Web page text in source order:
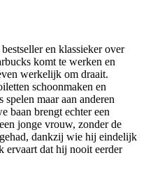
en klassieker over
komt te werken en
werkelijk om draait.
schoonmaken en
spelen maar aan anderen
baan brengt echter een
jonge vrouw, zonder de
dankzij wie hij eindelijk
ervaart dat hij nooit eerder